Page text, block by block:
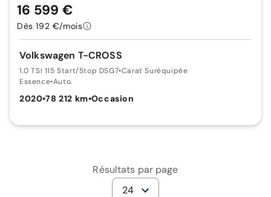
Volkswagen T-CROSS
1.0 TSI 115 Start/Stop DSG7•Carat Suréquipée
Essence•Auto.
2020•78 212 km•Occasion
16 599 €
Dès 192 €/mois
Résultats par page
24